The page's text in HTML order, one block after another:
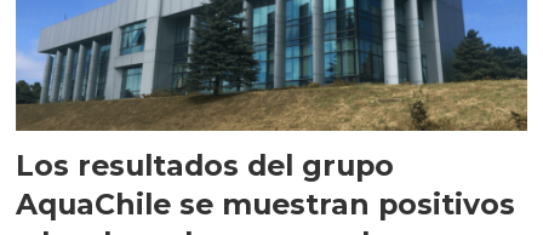
Los resultados del grupo
AquaChile se muestran positivos